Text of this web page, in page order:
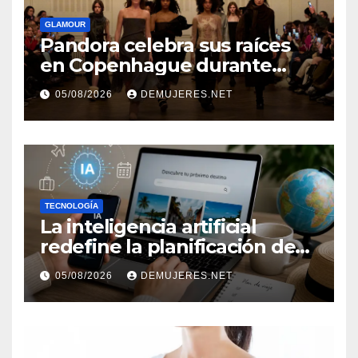
GLAMOUR
Pandora celebra sus raíces
en Copenhague durante
Copenhagen Fashion Week a
través de alianzas creativas
05/08/2026 DEMUJERES.NET
TECNOLOGÍA
La inteligencia artificial
redefine la planificación de
viajes: Los huéspedes
centran sus decisiones y
expectativas enfocándose en
experiencias auténticas y
personalizadas
05/08/2026 DEMUJERES.NET